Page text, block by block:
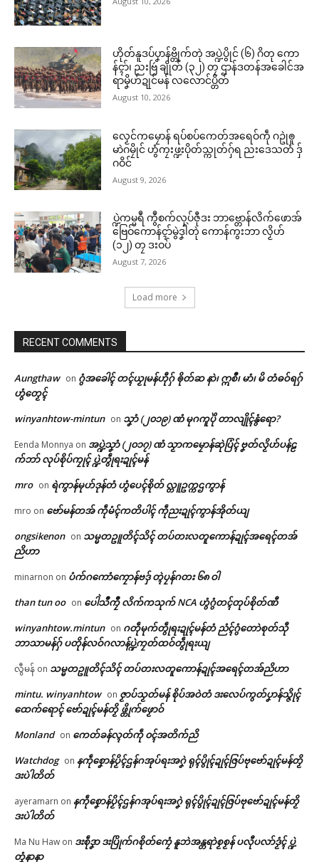
ဌာန်ပရိုၚ်ဗၠးၜးမန်
ရုဲစှ်
🏛 လညာတ်ပါ်ပဲါ
ဗွဳဒဳယဵု
ကေတ်အဆက်
Related
မန်ပ္ဍဲ မန်မ္ၚး သ္ဒးဒှ်မွဲမှပ် မွဲကသပ်
ရောၚ်
May 21, 2026
In "လိက်ပရေၚ်"
ကၟောန်ပခိုၚ်ပ္တိုန် ဂၠံၚ်တရဴပရေၚ်ဂ
ကူမန်ညိ
May 4, 2026
In "လိက်ပရေၚ်"
ကမ္မတဳလိက်ပတ်ယေန်သၞာၚ်မန်
ဍုၚ်လ္ဂုၚ် ပံက်တန်ဗ္တောန်ဇိၚ်စက်
ကယျိုၚ်ကယျဝ်အခိုက်ကၞာယေန်
သၞာၚ်မန်
ဟိုတ်နူဒပ်ပၞာန်ဗ္တိုက်တုဲ အပ္ဍဲပွိုင် (၆) ဂိတု ကော
န်ၚာ်၊ ညးဗြဴ ချိုတ် (၃၂) တၠ ဌာန်ဒတန်အခေါင်အ
ရာမၞိဟ်ဍုင်မန် လလောင်ပ္တိတ်
August 10, 2026
လၟေင်ကမၠောန် ရပ်စပ်ကေတ်အရေဝ်ကဵု ဂဥုဲၜူ
မာဲဂမၠိုင် ဟွံကၠးဖ္ဍးပိုတ်သ္ကုတ်ဂှ်ရ ညးဒေသတံ ဒှ်
ဂဝိင်
August 9, 2026
ပ္ဍဲကမ္မရဳ ကွဳစက်လုပ်ဇီုဒး ဘာဗ္တောန်လိက်ဖောအ်
ဗြေဝ်ကောန်ၚာ်မွဲဒၞါဲတုဲ ကောန်ကွးဘာ လၟိဟ်
(၁၂) တၠ ဒးဝပ်
August 7, 2026
Load more
RECENT COMMENTS
Aungthaw on ဂွံအခေါၚ် တၚ်ယၟုမန်ဟီုဂှ် ၜိုတ်ဆ နာဲ၊ ဣစဳ၊ မာံ၊ မိ တံဓဝ်ရဂှ်
ဟွံတၟေၚ်
winyanhtow-mintun on သၞာံ (၂၀၁၉) ဏံ မုဂကူပိုဲ တာလျိုၚ်နွံရော?
Eenda Monnya on အပ္ဍဲသၞာံ (၂၀၁၇) ဏံ သၟာကမၠောန်ဆုဲပြံၚ် ဗၞတ်လၟိဟ်ပန်ဠ
က်ဘာ် လုပ်စိုပ်ကၠုၚ် ပ္ဍဲတွဵုရးဍုၚ်မန်
mro on ရဲကွာန်မုဟ်ဒုန်တံ ဟွံပေၚ်စိုတ် လ္တူဥက္ကဌကွာန်
mro on ဗော်မန်တအ် ကဵုမံၚ်ကတိပါၚ် ကဵုညးဍုၚ်ကွာန်အိုတ်ယျ
ongsikenon on သမ္မတဥူတိၚ်သိၚ် တပ်တးလတူကောန်ဍုၚ်အရေၚ်တအ်
ညိဟာ
minarnon on ပံက်ဂကောံကၠောန်ဗဒှ် တ္ၚဲပၠန်ဂတး ၆၈ ဝါ
than tun oo on ပေါဲသဳကၠဳ လိက်ကသုက် NCA ဟွံဂွံတၚ်တုပ်စိုတ်ဏီ
winyanhtow.mintun on ဂတဵုမုက်တွဵုရးဍုၚ်မန်တံ ညံၚ်ဂွံတောဲစုတ်သီု
ဘာသာမန်ဂှ် ပတိုန်လဝ်ဂလာန်ပ္ဍဲကၠတ်ထဝ်တွဵုရးယျ
လွီမန် on သမ္မတဥူတိၚ်သိၚ် တပ်တးလတူကောန်ဍုၚ်အရေၚ်တအ်ညိဟာ
mintu. winyanhtow on ဇၟာပ်သၟတ်မန် စိုပ်အဝဲတံ ဒးလေပ်ကွတ်ပၞာန်သ္ဇိုၚ်
ထေက်ရောၚ် ဗော်ဍုၚ်မန်တၟိ ဖ္တိုက်ဖၟောဝ်
Monland on ကေတ်ခန်လ္ၚတ်ကဵု ၀ၚ်အတိက်ညိ
Watchdog on နကဵုစၞောန်ပၟိၚ်ဌန်ဂအုပ်ရးအဂၞဲ ရုၚ်ပွိုၚ်ဍုၚ်ဇြပ်ဗုဗော်ဍုၚ်မန်တၟိ
ဒးပဲါတိတ်
ayeramarn on နကဵုစၞောန်ပၟိၚ်ဌန်ဂအုပ်ရးအဂၞဲ ရုၚ်ပွိုၚ်ဍုၚ်ဇြပ်ဗုဗော်ဍုၚ်မန်တၟိ
ဒးပဲါတိတ်
Ma Nu Haw on ဒးစဵုဒၞာ ဒးပြိုက်ဂစိုတ်ကၠေံ နူဘဲအန္တရာဲစၟစၟန် ပလီုပလာ်ဒၟံၚ် ပ္ဍဲ
တၞံနာနာ